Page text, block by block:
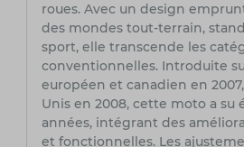
roues. Avec un design
des mondes tout-terrain,
sport, elle transcende les
conventionnelles. Introduite
européen et canadien en
Unis en 2008, cette moto a su
années, intégrant des
et fonctionnelles. Les